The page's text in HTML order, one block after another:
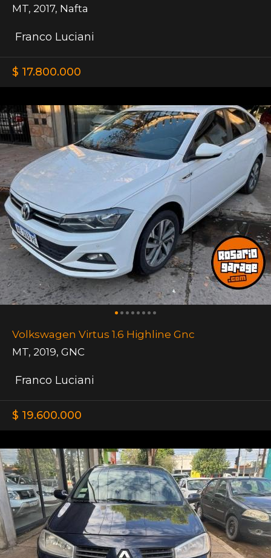
MT, 2017, Nafta
Franco Luciani
$ 17.800.000
Volkswagen Virtus 1.6 Highline Gnc
MT, 2019, GNC
Franco Luciani
$ 19.600.000